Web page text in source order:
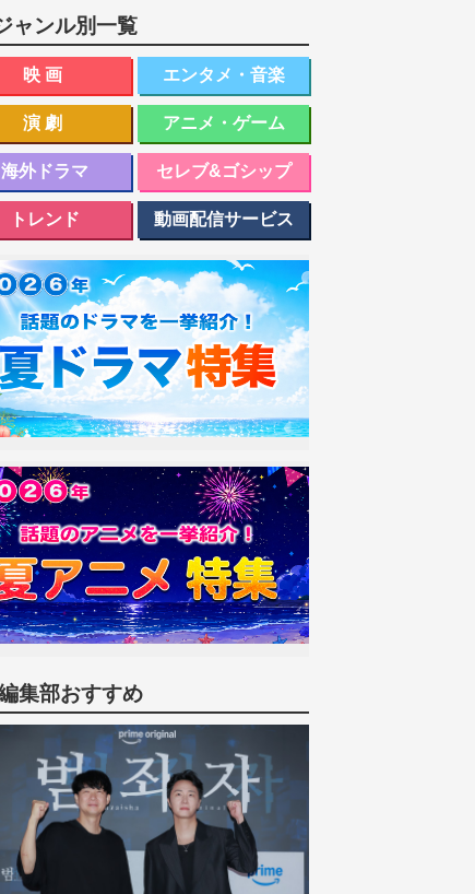
ャンル別一覧
映画 エンタメ・音楽
演劇 アニメ・ゲーム
海外ドラマ セレブ&ゴシップ
トレンド 動画配信サービス
集部おすすめ